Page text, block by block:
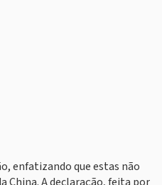
enfatizando que estas não